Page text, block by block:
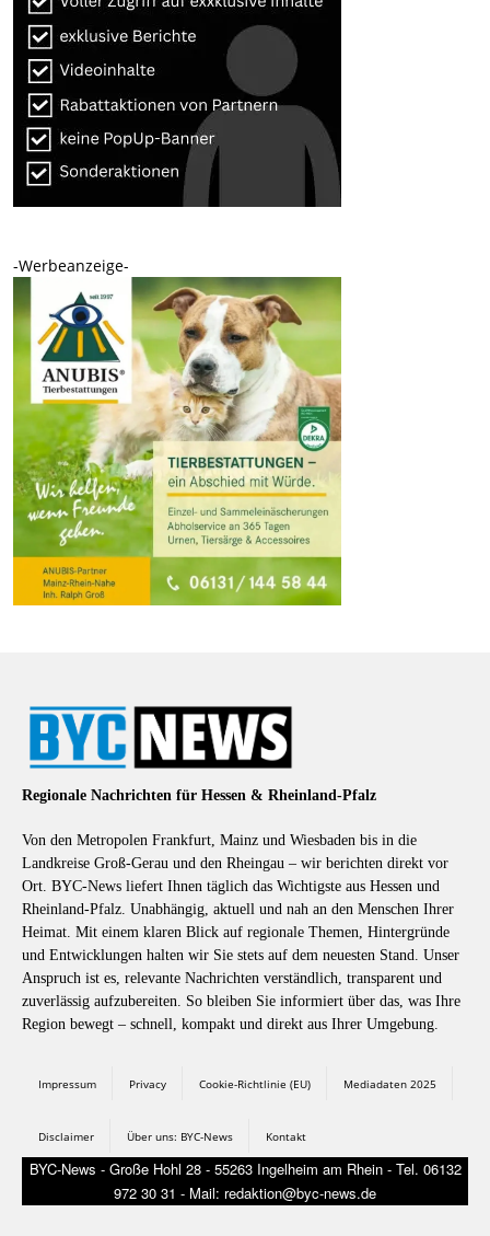
-Werbeanzeige-
Regionale Nachrichten für Hessen & Rheinland-Pfalz
Von den Metropolen Frankfurt, Mainz und Wiesbaden bis in die
Landkreise Groß-Gerau und den Rheingau – wir berichten direkt vor
Ort. BYC-News liefert Ihnen täglich das Wichtigste aus Hessen und
Rheinland-Pfalz. Unabhängig, aktuell und nah an den Menschen Ihrer
Heimat. Mit einem klaren Blick auf regionale Themen, Hintergründe
und Entwicklungen halten wir Sie stets auf dem neuesten Stand. Unser
Anspruch ist es, relevante Nachrichten verständlich, transparent und
zuverlässig aufzubereiten. So bleiben Sie informiert über das, was Ihre
Region bewegt – schnell, kompakt und direkt aus Ihrer Umgebung.
Impressum Privacy Cookie-Richtlinie (EU) Mediadaten 2025
Disclaimer Über uns: BYC-News Kontakt
BYC-News - Große Hohl 28 - 55263 Ingelheim am Rhein - Tel. 06132
972 30 31 - Mail: redaktion@byc-news.de